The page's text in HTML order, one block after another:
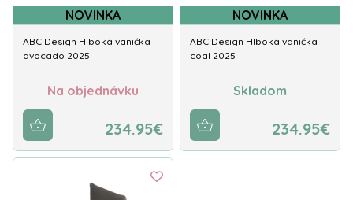
NOVINKA
ABC Design Hlboká vanička
avocado 2025
Na objednávku
234.95€
NOVINKA
ABC Design Hlboká vanička
coal 2025
Skladom
234.95€